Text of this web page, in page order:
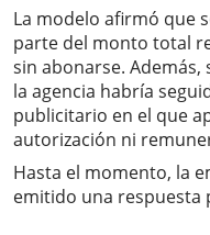
La modelo afirmó que
parte del monto total
sin abonarse.
la agencia habría
publicitario en el que
autorización ni
Hasta el momento, la
emitido una respuesta